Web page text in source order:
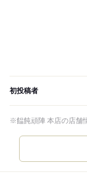
初投稿者
※饂飩頑陣 本店の店舗